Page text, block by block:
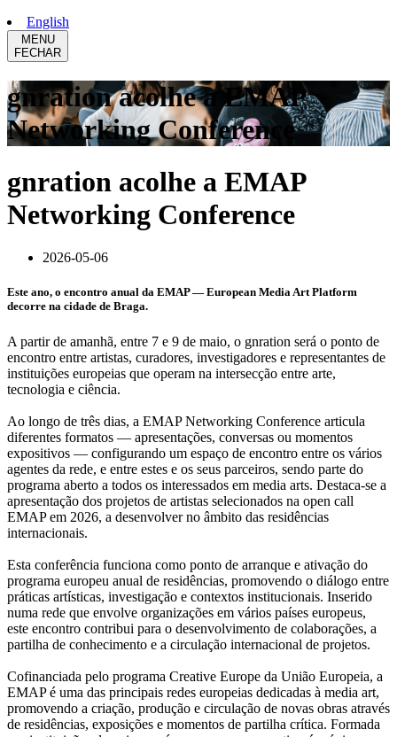
English
MENU
FECHAR
gnration acolhe a EMAP
Networking Conference
gnration acolhe a EMAP
Networking Conference
2026-05-06
Este ano, o encontro anual da EMAP — European Media Art Platform
decorre na cidade de Braga.
A partir de amanhã, entre 7 e 9 de maio, o gnration será o ponto de
encontro entre artistas, curadores, investigadores e representantes de
instituições europeias que operam na intersecção entre arte,
tecnologia e ciência.
Ao longo de três dias, a EMAP Networking Conference articula
diferentes formatos — apresentações, conversas ou momentos
expositivos — configurando um espaço de encontro entre os vários
agentes da rede, e entre estes e os seus parceiros, sendo parte do
programa aberto a todos os interessados em media arts. Destaca-se a
apresentação dos projetos de artistas selecionados na open call
EMAP em 2026, a desenvolver no âmbito das residências
internacionais.
Esta conferência funciona como ponto de arranque e ativação do
programa europeu anual de residências, promovendo o diálogo entre
práticas artísticas, investigação e contextos institucionais. Inserido
numa rede que envolve organizações em vários países europeus,
este encontro contribui para o desenvolvimento de colaborações, a
partilha de conhecimento e a circulação internacional de projetos.
Cofinanciada pelo programa Creative Europe da União Europeia, a
EMAP é uma das principais redes europeias dedicadas à media art,
promovendo a criação, produção e circulação de novas obras através
de residências, exposições e momentos de partilha crítica. Formada